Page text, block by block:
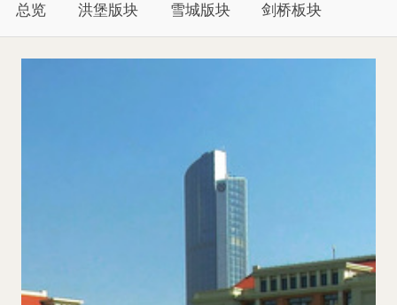
总览 洪堡版块 雪城版块 剑桥板块